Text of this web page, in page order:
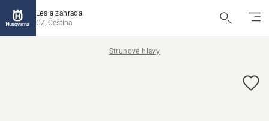
Les a zahrada
CZ, Čeština
Strunové hlavy